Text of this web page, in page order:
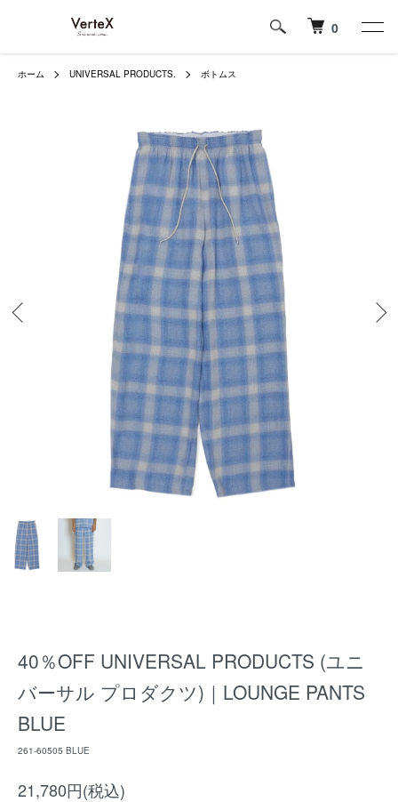
0
ホーム UNIVERSAL PRODUCTS. ボトムス
40％OFF UNIVERSAL PRODUCTS (ユニ
バーサル プロダクツ)｜LOUNGE PANTS
BLUE
261-60505 BLUE
21,780円(税込)